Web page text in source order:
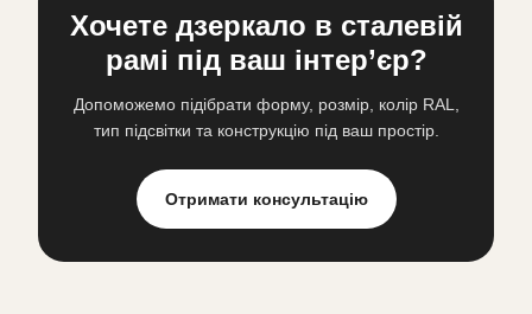
Хочете дзеркало в сталевій
рамі під ваш інтер’єр?
Допоможемо підібрати форму, розмір, колір RAL,
тип підсвітки та конструкцію під ваш простір.
Отримати консультацію